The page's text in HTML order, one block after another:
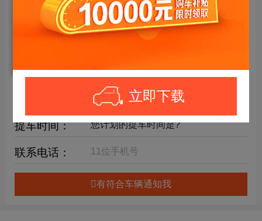
立即下载
年限要求：
购车预算：
详细要求：
提车时间：
联系电话：
有符合车辆通知我